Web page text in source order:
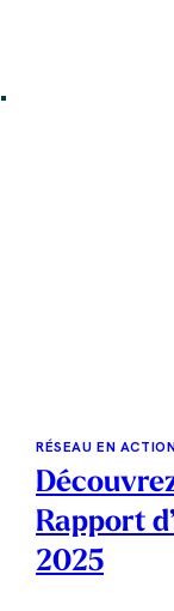
RÉSEAU EN
Rapport
2025